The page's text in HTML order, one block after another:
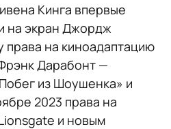
Кинга впервые
на экран Джордж
права на киноадаптацию
Дарабонт —
из Шоушенка» и
2023 права на
и новым